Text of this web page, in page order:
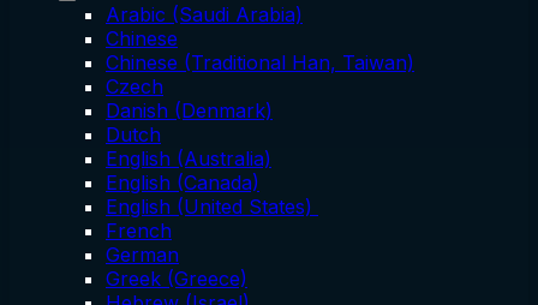
Arabic (Saudi Arabia)
Chinese
Chinese (Traditional Han, Taiwan)
Czech
Danish (Denmark)
Dutch
English (Australia)
English (Canada)
English (United States)
French
German
Greek (Greece)